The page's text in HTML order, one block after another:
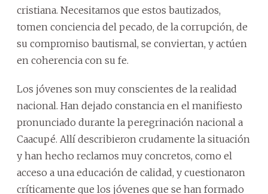
cristiana. Necesitamos que estos bautizados,
tomen conciencia del pecado, de la corrupción, de
su compromiso bautismal, se conviertan, y actúen
en coherencia con su fe.
Los jóvenes son muy conscientes de la realidad
nacional. Han dejado constancia en el manifiesto
pronunciado durante la peregrinación nacional a
Caacupé. Allí describieron crudamente la situación
y han hecho reclamos muy concretos, como el
acceso a una educación de calidad, y cuestionaron
críticamente que los jóvenes que se han formado